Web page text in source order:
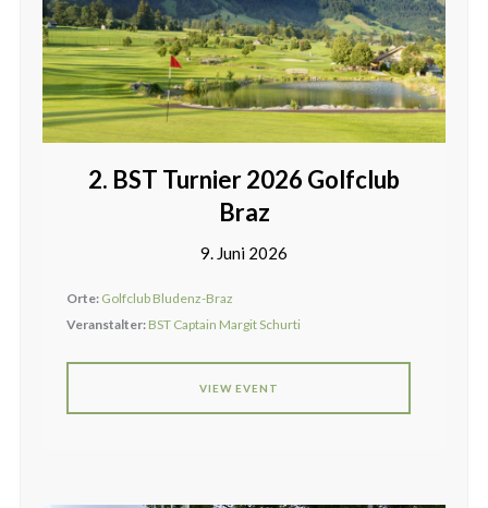
2. BST Turnier 2026 Golfclub
Braz
9. Juni 2026
Orte: Golfclub Bludenz-Braz
Veranstalter: BST Captain Margit Schurti
VIEW EVENT